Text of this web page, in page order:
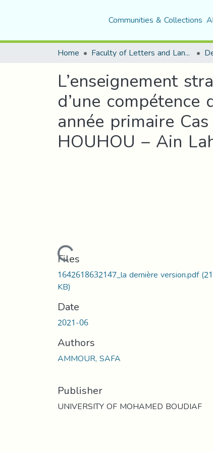
Communities & Collections
Home Faculty of Letters and Languages
L’enseignement
d’une
année primaire
HOUHOU – Ain
Loading...
Files
1642618632147_la dernière version.pdf
KB)
Date
2021-06
Authors
AMMOUR, SAFA
Publisher
UNIVERSITY OF MOHAMED BOUDIAF